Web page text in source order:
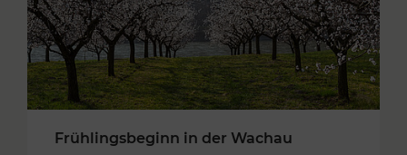
Frühlingsbeginn in der Wachau